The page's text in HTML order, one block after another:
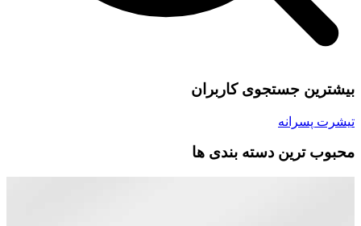
بیشترین جستجوی کاربران
تیشرت پسرانه
محبوب ترین دسته بندی ها